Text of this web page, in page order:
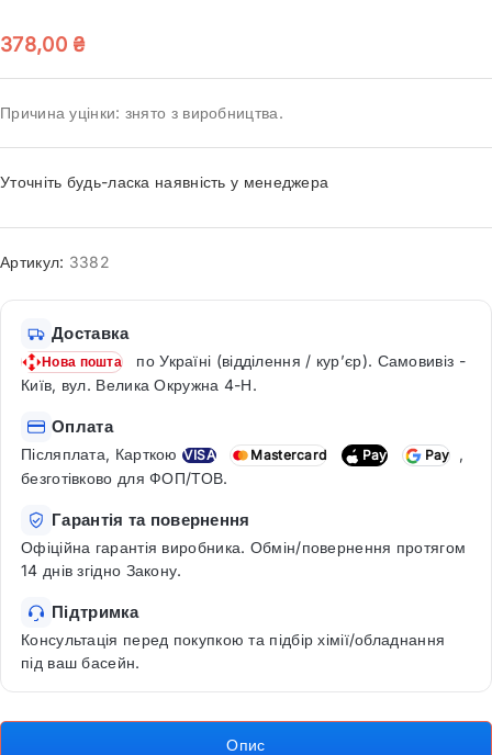
378,00 ₴
Причина уцінки: знято з виробництва.
Уточніть будь-ласка наявність у менеджера
Артикул: 3382
Доставка
Нова пошта
по Україні (відділення / кур’єр). Самовивіз -
Київ, вул. Велика Окружна 4-Н.
Оплата
Післяплата, Карткою VISA Mastercard Pay Pay
,
безготівково для ФОП/ТОВ.
Гарантія та повернення
Офіційна гарантія виробника. Обмін/повернення протягом
14 днів згідно Закону.
Підтримка
Консультація перед покупкою та підбір хімії/обладнання
під ваш басейн.
Опис